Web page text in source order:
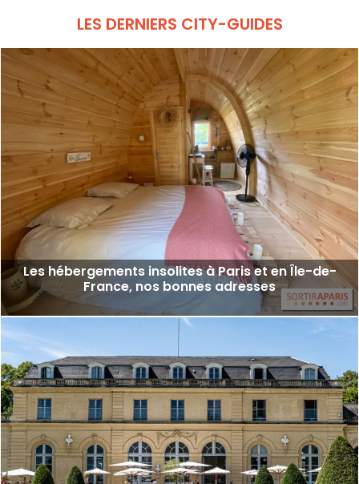
LES DERNIERS CITY-GUIDES
Les hébergements insolites à Paris et en Île-de-
France, nos bonnes adresses